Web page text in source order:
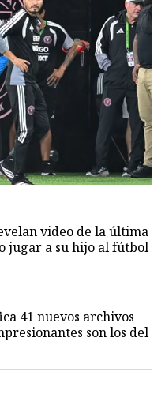
video de la última
jugar a su hijo al fútbol
41 nuevos archivos
son los del